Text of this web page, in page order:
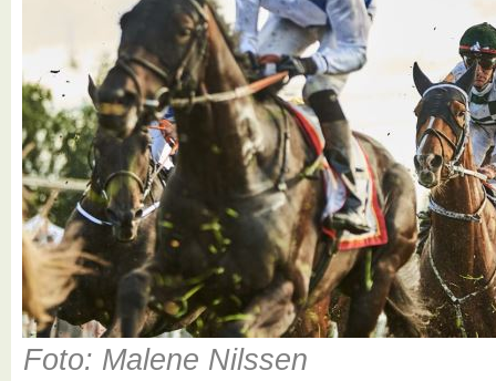
Foto: Malene Nilssen